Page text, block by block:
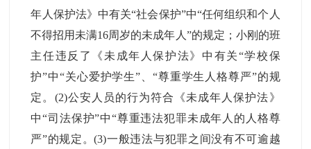
年人保护法》中有关“社会保护”中“任何组织和个人
不得招用未满16周岁的未成年人”的规定；小刚的班
主任违反了《未成年人保护法》中有关“学校保
护”中“关心爱护学生”、“尊重学生人格尊严”的规
定。(2)公安人员的行为符合《未成年人保护法》
中“司法保护”中“尊重违法犯罪未成年人的人格尊
严”的规定。(3)一般违法与犯罪之间没有不可逾越